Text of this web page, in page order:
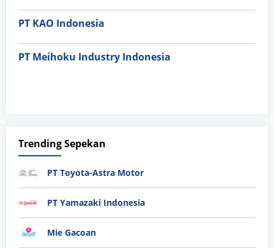
PT KAO Indonesia
PT Meihoku Industry Indonesia
Trending Sepekan
PT Toyota-Astra Motor
PT Yamazaki Indonesia
Mie Gacoan